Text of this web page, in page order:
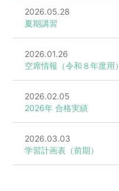
2026.05.28
夏期講習
2026.01.26
空席情報（令和８年度用）
2026.02.05
2026年 合格実績
2026.03.03
学習計画表（前期）